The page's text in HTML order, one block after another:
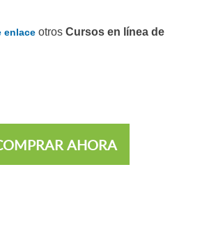
enlace otros Cursos en línea de
AHORA